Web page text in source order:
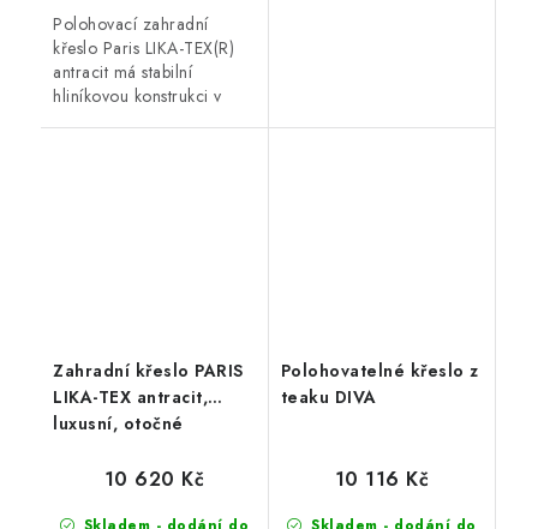
Polohovací zahradní
křeslo Paris LIKA-TEX(R)
antracit má stabilní
hliníkovou konstrukci v
Zahradní křeslo PARIS
LIKA-TEX antracit,
luxusní, otočné
10 620 Kč
Polohovatelné křeslo z
teaku DIVA
10 116 Kč